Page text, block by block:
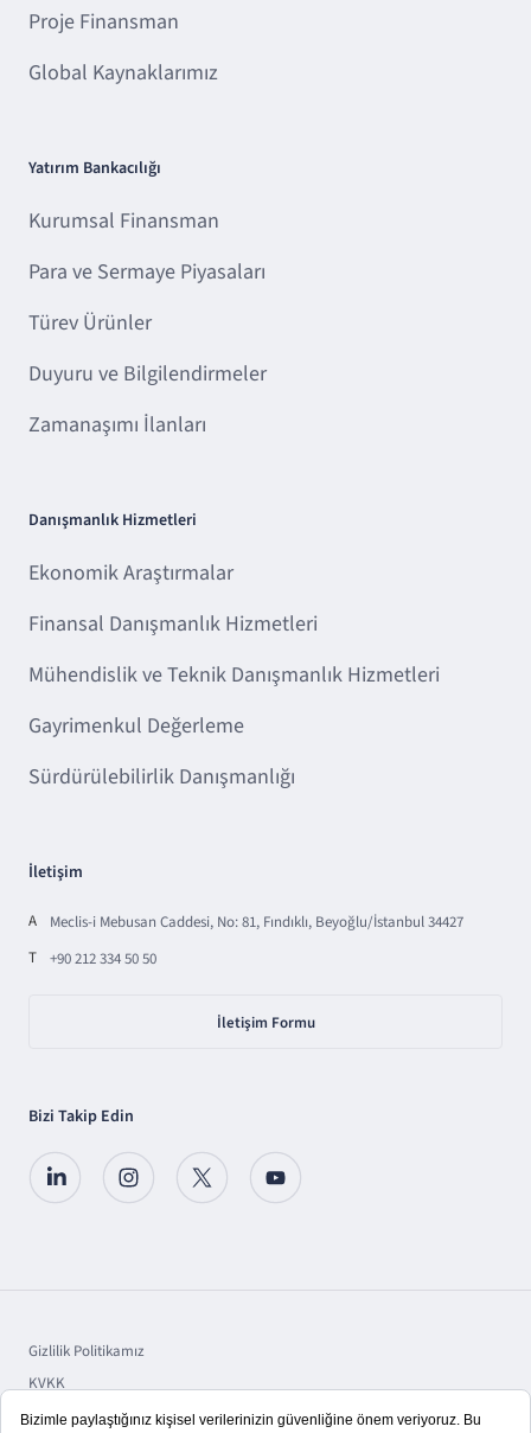
Proje Finansman
Global Kaynaklarımız
Yatırım Bankacılığı
Kurumsal Finansman
Para ve Sermaye Piyasaları
Türev Ürünler
Duyuru ve Bilgilendirmeler
Zamanaşımı İlanları
Danışmanlık Hizmetleri
Ekonomik Araştırmalar
Finansal Danışmanlık Hizmetleri
Mühendislik ve Teknik Danışmanlık Hizmetleri
Gayrimenkul Değerleme
Sürdürülebilirlik Danışmanlığı
İletişim
A
Meclis-i Mebusan Caddesi, No: 81, Fındıklı, Beyoğlu/İstanbul 34427
T
+90 212 334 50 50
İletişim Formu
Bizi Takip Edin
Gizlilik Politikamız
KVKK
Sorumluluk